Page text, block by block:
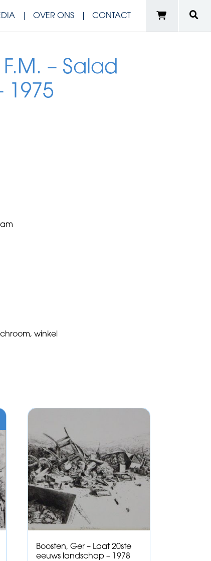
OVER ONS CONTACT
– Salad
1975
,winkel
Boosten, Ger – Laat 20ste
eeuws landschap – 1978